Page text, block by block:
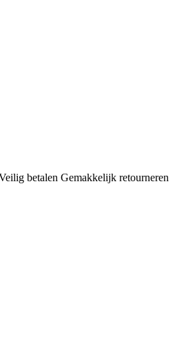
betalen Gemakkelijk retourneren